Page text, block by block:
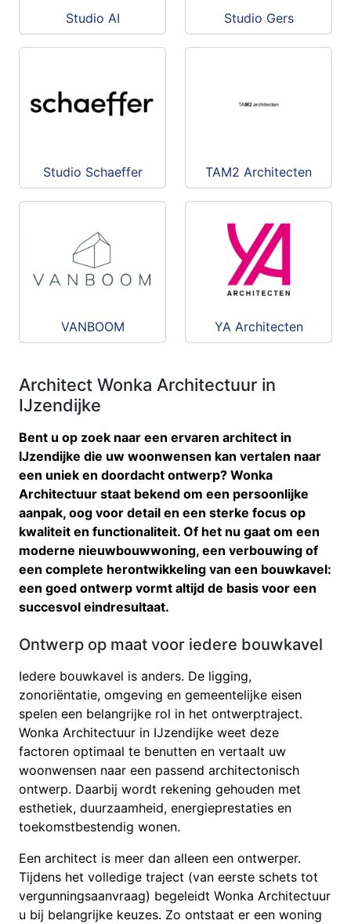
Studio AI Studio Gers
Studio Schaeffer TAM2 Architecten
VANBOOM YA Architecten
Architect Wonka Architectuur in
IJzendijke
Bent u op zoek naar een ervaren architect in
IJzendijke die uw woonwensen kan vertalen naar
een uniek en doordacht ontwerp? Wonka
Architectuur staat bekend om een persoonlijke
aanpak, oog voor detail en een sterke focus op
kwaliteit en functionaliteit. Of het nu gaat om een
moderne nieuwbouwwoning, een verbouwing of
een complete herontwikkeling van een bouwkavel:
een goed ontwerp vormt altijd de basis voor een
succesvol eindresultaat.
Ontwerp op maat voor iedere bouwkavel
Iedere bouwkavel is anders. De ligging,
zonoriëntatie, omgeving en gemeentelijke eisen
spelen een belangrijke rol in het ontwerptraject.
Wonka Architectuur in IJzendijke weet deze
factoren optimaal te benutten en vertaalt uw
woonwensen naar een passend architectonisch
ontwerp. Daarbij wordt rekening gehouden met
esthetiek, duurzaamheid, energieprestaties en
toekomstbestendig wonen.
Een architect is meer dan alleen een ontwerper.
Tijdens het volledige traject (van eerste schets tot
vergunningsaanvraag) begeleidt Wonka Architectuur
u bij belangrijke keuzes. Zo ontstaat er een woning